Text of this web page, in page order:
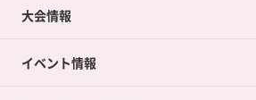
大会情報
イベント情報